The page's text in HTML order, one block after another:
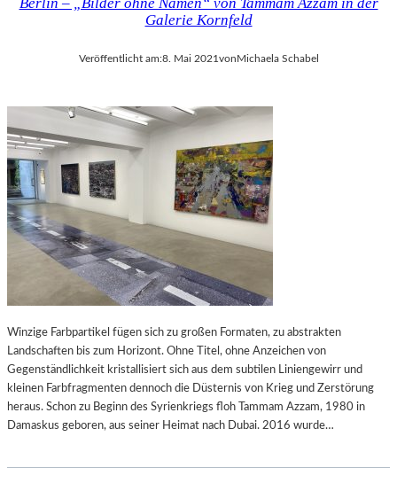
I
N
R
G
S
H
I
C
H
T
E
D
R
A
N
S
E
S
T
A
D
Galerie Kornfeld
Veröffentlicht am:8. Mai 2021vonMichaela Schabel
Winzige Farbpartikel fügen sich zu großen Formaten, zu abstrakten
Landschaften bis zum Horizont. Ohne Titel, ohne Anzeichen von
Gegenständlichkeit kristallisiert sich aus dem subtilen Liniengewirr und
kleinen Farbfragmenten dennoch die Düsternis von Krieg und Zerstörung
heraus. Schon zu Beginn des Syrienkriegs floh Tammam Azzam, 1980 in
Damaskus geboren, aus seiner Heimat nach Dubai. 2016 wurde…